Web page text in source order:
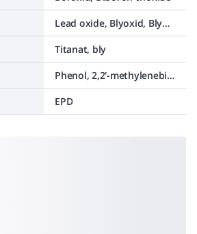
Lead oxide, Blyoxid, Blymonoxid, C.I. Pigment Yellow 46 , C.I. 77577, Litharge, Lead(II) oxide
Titanat, bly
Phenol, 2,2'-methylenebis[6-(1,1-dimethylethyl)-4-methyl-
EPD